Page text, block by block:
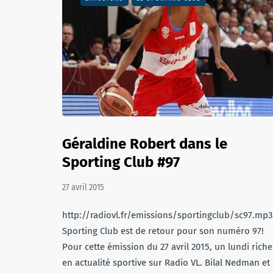
Géraldine Robert dans le
Sporting Club #97
27 avril 2015
http://radiovl.fr/emissions/sportingclub/
Sporting Club est de retour pour son numéro 97!
Pour cette émission du 27 avril 2015, un lundi riche
en actualité sportive sur Radio VL. Bilal Nedman et